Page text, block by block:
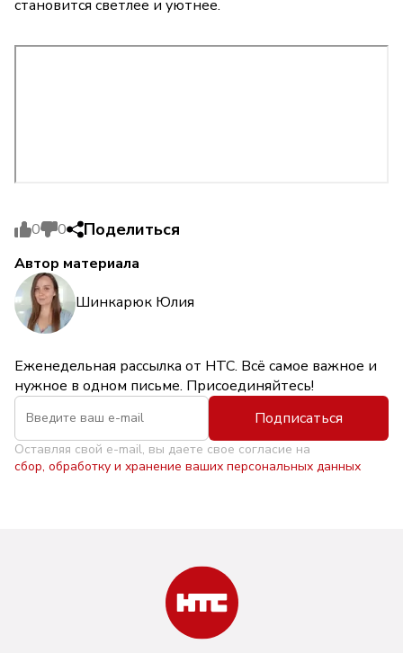
становится светлее и уютнее.
0 0 Поделиться
Автор материала
Шинкарюк Юлия
Еженедельная рассылка от НТС. Всё самое важное и
нужное в одном письме. Присоединяйтесь!
Подписаться
Оставляя свой e-mail, вы даете свое согласие на
сбор, обработку и хранение ваших персональных данных